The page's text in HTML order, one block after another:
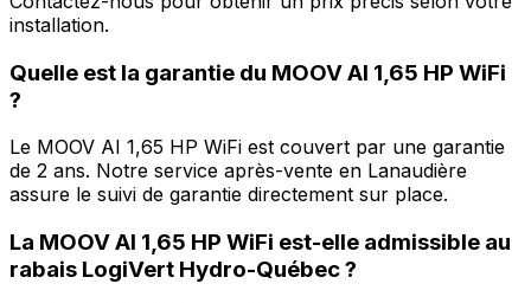
installation.
Quelle est la garantie du MOOV AI 1,65 HP WiFi
?
Le MOOV AI 1,65 HP WiFi est couvert par une garantie
de 2 ans. Notre service après-vente en Lanaudière
assure le suivi de garantie directement sur place.
La MOOV AI 1,65 HP WiFi est-elle admissible au
rabais LogiVert Hydro-Québec ?